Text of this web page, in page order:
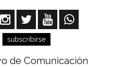
subscribirse
de Comunicación